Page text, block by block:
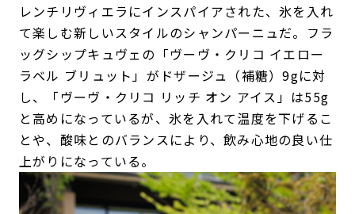
レンチリヴィエラにインスパイアされた、氷を入れ
て楽しむ新しいスタイルのシャンパーニュだ。フラ
ッグシップキュヴェの「ヴーヴ・クリコ イエロー
ラベル ブリュット」がドザージュ（補糖）9gに対
し、「ヴーヴ・クリコ リッチ オン アイス」は55g
と高めになっているが、氷を入れて温度を下げるこ
とや、酸味とのバランスにより、飲み心地の良い仕
上がりになっている。